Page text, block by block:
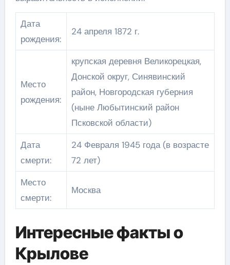
Дата
рождения:
24 апреля 1872 г.
Место
рождения:
крупская деревня Великорецкая,
Донской округ, Синявинский
район, Новгородская губерния
(ныне Любытинский район
Псковской области)
Дата
смерти:
24 Февраля 1945 года (в возрасте
72 лет)
Место
смерти:
Москва
Интересные факты о
Крылове